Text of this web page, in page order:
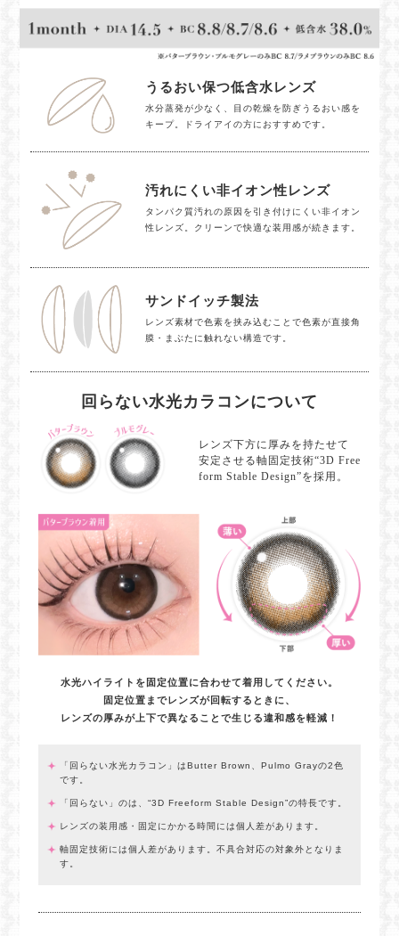
うるおい保つ低含水レンズ
水分蒸発が少なく、目の乾燥を防ぎうるおい感を
キープ。ドライアイの方におすすめです。
汚れにくい非イオン性レンズ
タンパク質汚れの原因を引き付けにくい非イオン
性レンズ。クリーンで快適な装用感が続きます。
サンドイッチ製法
レンズ素材で色素を挟み込むことで色素が直接角
膜・まぶたに触れない構造です。
回らない水光カラコンについて
レンズ下方に厚みを持たせて
安定させる軸固定技術“3D Free
form Stable Design”を採用。
水光ハイライトを固定位置に合わせて着用してください。
固定位置までレンズが回転するときに、
レンズの厚みが上下で異なることで生じる違和感を軽減！
「回らない水光カラコン」はButter Brown、Pulmo Grayの2色
です。
「回らない」のは、“3D Freeform Stable Design”の特長です。
レンズの装用感・固定にかかる時間には個人差があります。
軸固定技術には個人差があります。不具合対応の対象外となりま
す。